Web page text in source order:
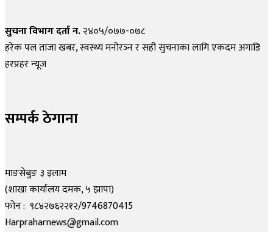
सुचना विभाग दर्ता न.२४०५/०७७-०७८
हरेक पल ताजा खबर, स्वस्थ्य मनोरञ्न र सही सुचनाका लागि एकदम अगाडि
हरप्रहर न्यूज
सम्पर्क ठेगाना
माङसेबुङ ३ इलाम
(शाखा कार्यालय दमक, ५ झापा)
फोन : ९८४२७६२२१२/9746870415
Harpraharnews@gmail.com